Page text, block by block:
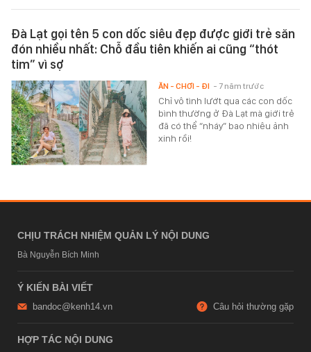
Đà Lạt gọi tên 5 con dốc siêu đẹp được giới trẻ săn
đón nhiều nhất: Chỗ đầu tiên khiến ai cũng “thót
tim” vì sợ
Chỉ vô tình lướt qua các con dốc
bình thường ở Đà Lạt mà giới trẻ
đã có thể “nháy” bao nhiêu ảnh
xinh rồi!
ĂN - CHƠI - ĐI - 7 năm trước
CHỊU TRÁCH NHIỆM QUẢN LÝ NỘI DUNG
Bà Nguyễn Bích Minh
Ý KIẾN BÀI VIẾT
bandoc@kenh14.vn Câu hỏi thường gặp
HỢP TÁC NỘI DUNG